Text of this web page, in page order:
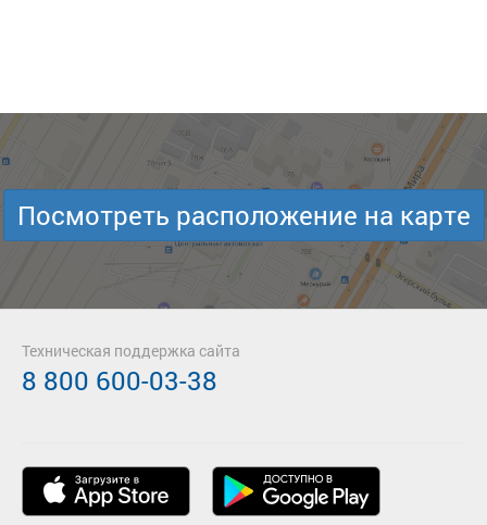
Посмотреть расположение на карте
Техническая поддержка сайта
8 800 600-03-38